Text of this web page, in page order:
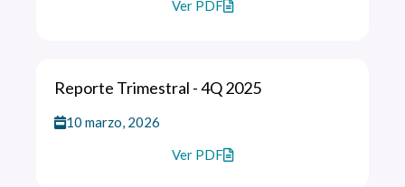
Ver PDF
Reporte Trimestral - 4Q 2025
10 marzo, 2026
Ver PDF